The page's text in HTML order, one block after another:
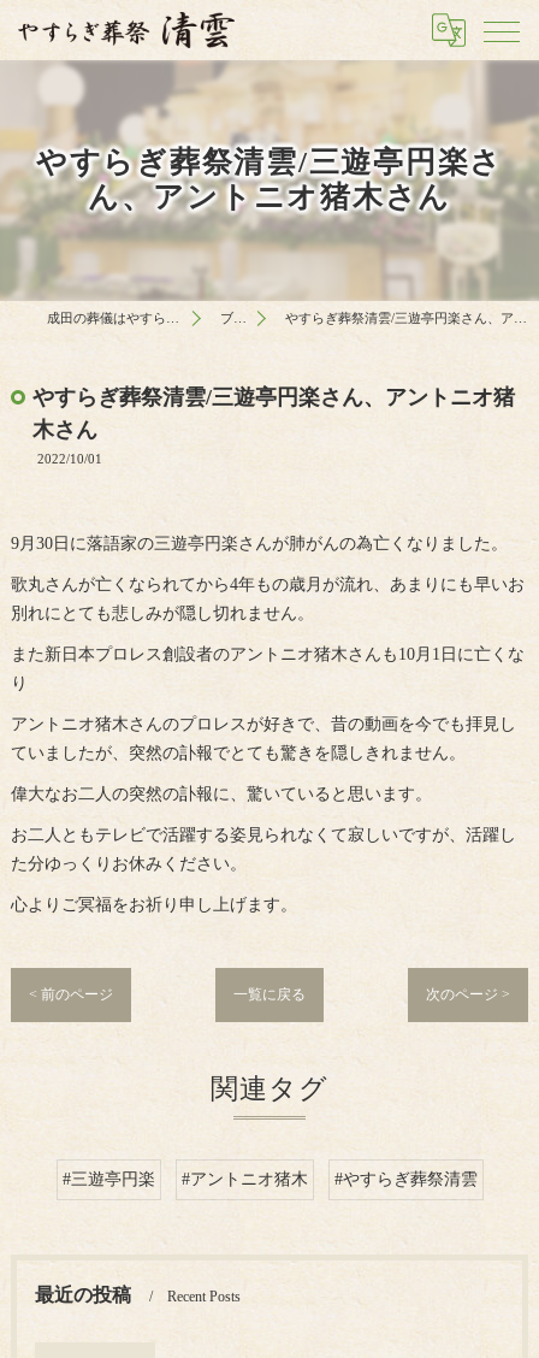
やすらぎ葬祭清雲/三遊亭円楽さ
ん、アントニオ猪木さん
ブログ やすらぎ葬祭清雲/三遊亭円楽さん、アントニオ猪木さん
やすらぎ葬祭清雲/三遊亭円楽さん、アントニオ猪
木さん
2022/10/01
9月30日に落語家の三遊亭円楽さんが肺がんの為亡くなりました。
歌丸さんが亡くなられてから4年もの歳月が流れ、あまりにも早いお
別れにとても悲しみが隠し切れません。
また新日本プロレス創設者のアントニオ猪木さんも10月1日に亡くな
り
アントニオ猪木さんのプロレスが好きで、昔の動画を今でも拝見し
ていましたが、突然の訃報でとても驚きを隠しきれません。
偉大なお二人の突然の訃報に、驚いていると思います。
お二人ともテレビで活躍する姿見られなくて寂しいですが、活躍し
た分ゆっくりお休みください。
心よりご冥福をお祈り申し上げます。
< 前のページ 一覧に戻る 次のページ >
関連タグ
#三遊亭円楽 #アントニオ猪木 #やすらぎ葬祭清雲
最近の投稿 Recent Posts